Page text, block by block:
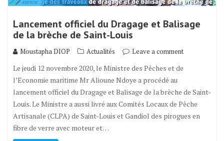
Lancement officiel du Dragage et Balisage
de la brèche de Saint-Louis
Moustapha DIOP Actualités Leave a comment
Le jeudi 12 novembre 2020, le Ministre des Pêches et de
l’Economie maritime Mr Alioune Ndoye a procédé au
lancement officiel du Dragage et Balisage de la brèche de Saint-
Louis. Le Ministre a aussi livré aux Comités Locaux de Pêche
Artisanale (CLPA) de Saint-Louis et Gandiol des pirogues en
fibre de verre avec moteur et…